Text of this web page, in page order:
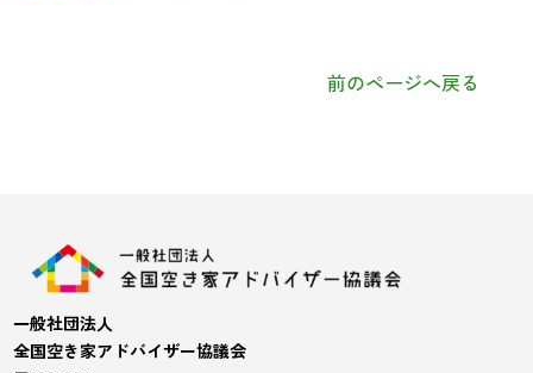
前のページへ戻る
一般社団法人
全国空き家アドバイザー協議会